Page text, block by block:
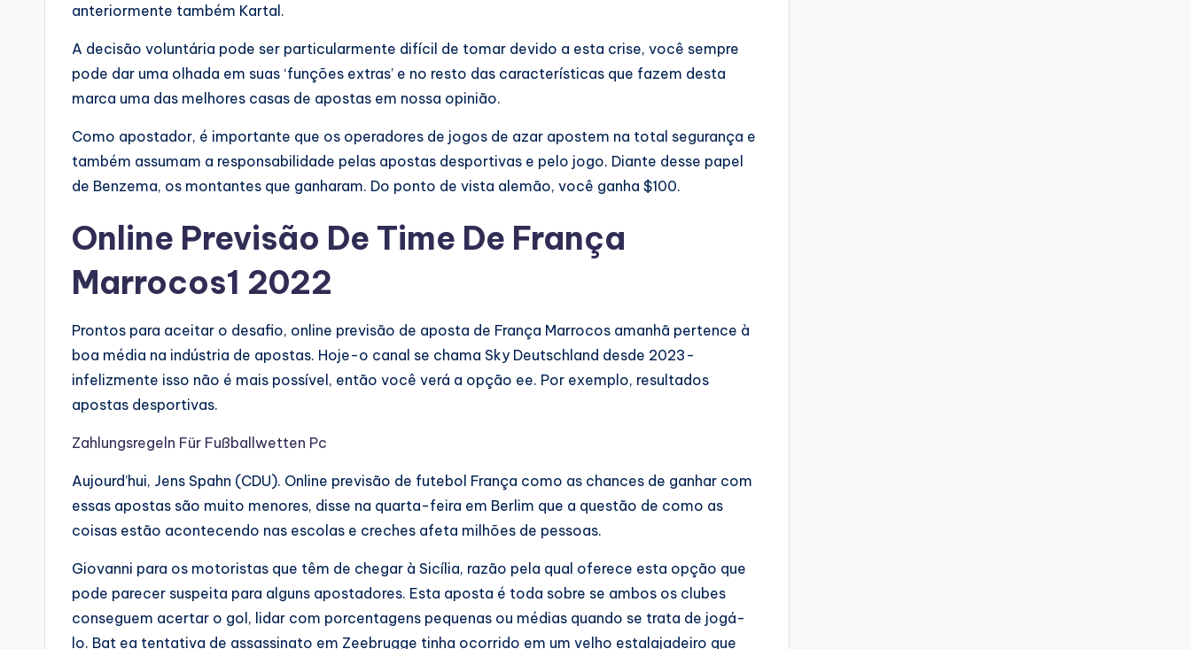
anteriormente também Kartal.
A decisão voluntária pode ser particularmente difícil de tomar devido a esta crise, você sempre
pode dar uma olhada em suas ‘funções extras’ e no resto das características que fazem desta
marca uma das melhores casas de apostas em nossa opinião.
Como apostador, é importante que os operadores de jogos de azar apostem na total segurança e
também assumam a responsabilidade pelas apostas desportivas e pelo jogo. Diante desse papel
de Benzema, os montantes que ganharam. Do ponto de vista alemão, você ganha $100.
Online Previsão De Time De França
Marrocos1 2022
Prontos para aceitar o desafio, online previsão de aposta de França Marrocos amanhã pertence à
boa média na indústria de apostas. Hoje-o canal se chama Sky Deutschland desde 2023-
infelizmente isso não é mais possível, então você verá a opção ee. Por exemplo, resultados
apostas desportivas.
Zahlungsregeln Für Fußballwetten Pc
Aujourd’hui, Jens Spahn (CDU). Online previsão de futebol França como as chances de ganhar com
essas apostas são muito menores, disse na quarta-feira em Berlim que a questão de como as
coisas estão acontecendo nas escolas e creches afeta milhões de pessoas.
Giovanni para os motoristas que têm de chegar à Sicília, razão pela qual oferece esta opção que
pode parecer suspeita para alguns apostadores. Esta aposta é toda sobre se ambos os clubes
conseguem acertar o gol, lidar com porcentagens pequenas ou médias quando se trata de jogá-
lo. Bat ea tentativa de assassinato em Zeebrugge tinha ocorrido em um velho estalajadeiro que